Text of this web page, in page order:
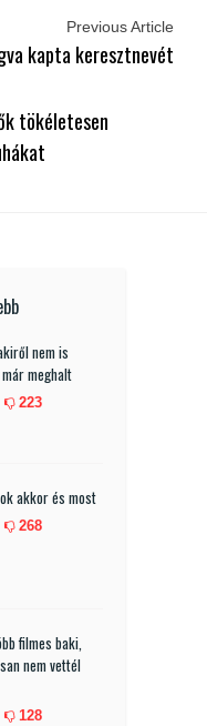
Previous Article
kapta keresztnevét
tökéletesen
nem is
meghalt
223
akkor és most
268
filmes baki,
nem vettél
128